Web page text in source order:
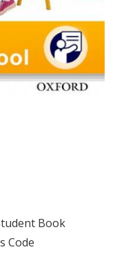
Book
Code